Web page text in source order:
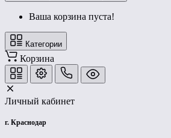
Ваша корзина пуста!
Категории
Корзина
Личный кабинет
г. Краснодар